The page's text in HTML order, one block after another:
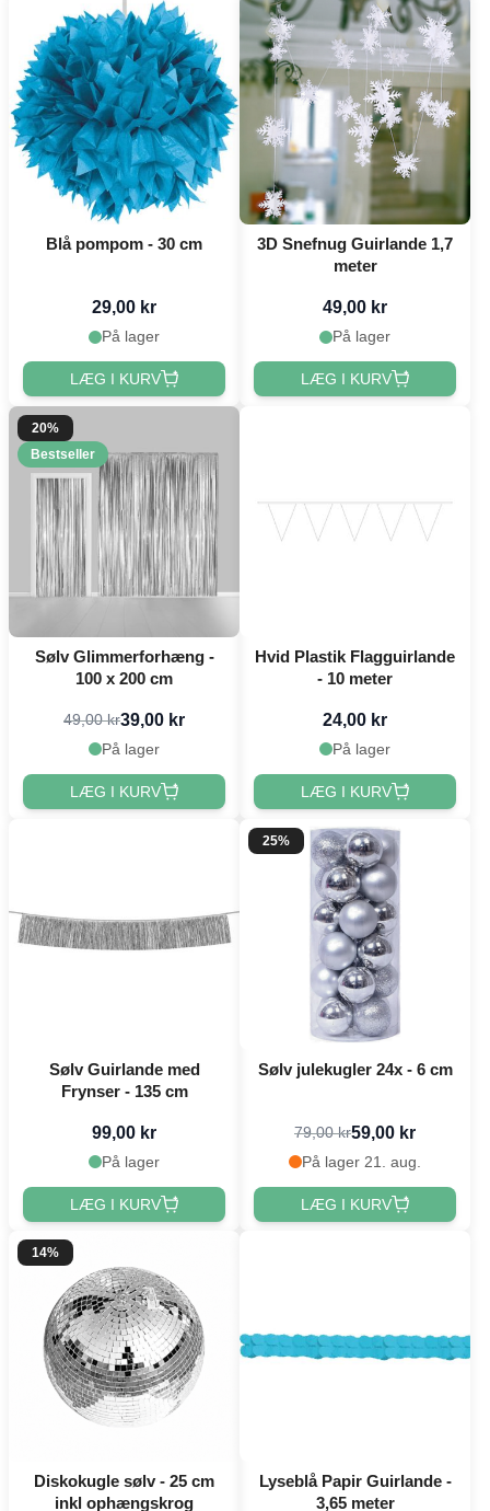
Blå pompom - 30 cm
29,00 kr
På lager
LÆG I KURV
3D Snefnug Guirlande 1,7
meter
49,00 kr
På lager
LÆG I KURV
20%
Bestseller
Sølv Glimmerforhæng -
100 x 200 cm
49,00 kr39,00 kr
På lager
LÆG I KURV
Hvid Plastik Flagguirlande
- 10 meter
24,00 kr
På lager
LÆG I KURV
Sølv Guirlande med
Frynser - 135 cm
99,00 kr
På lager
LÆG I KURV
25%
Sølv julekugler 24x - 6 cm
79,00 kr59,00 kr
På lager 21. aug.
LÆG I KURV
14%
Diskokugle sølv - 25 cm
inkl ophængskrog
Lyseblå Papir Guirlande -
3,65 meter